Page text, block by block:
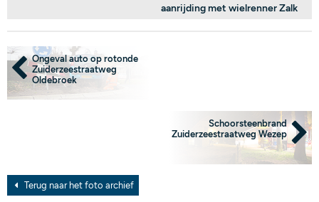
aanrijding met wielrenner Zalk
Ongeval auto op rotonde
Zuiderzeestraatweg
Oldebroek
Schoorsteenbrand
Zuiderzeestraatweg Wezep
Terug naar het foto archief